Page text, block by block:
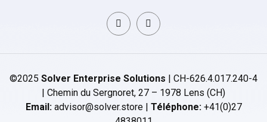
©2025 Solver Enterprise Solutions | CH-626.4.017.240-4
| Chemin du Sergnoret, 27 – 1978 Lens (CH)
Email:advisor@solver.store | Téléphone:+41(0)27